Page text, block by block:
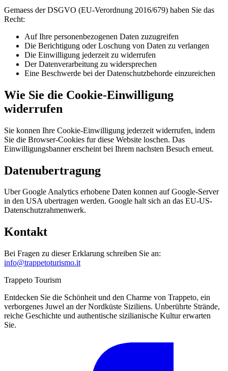
Gemaess der DSGVO (EU-Verordnung 2016/679) haben Sie das
Recht:
Auf Ihre personenbezogenen Daten zuzugreifen
Die Berichtigung oder Loschung von Daten zu verlangen
Die Einwilligung jederzeit zu widerrufen
Der Datenverarbeitung zu widersprechen
Eine Beschwerde bei der Datenschutzbehorde einzureichen
Wie Sie die Cookie-Einwilligung
widerrufen
Sie konnen Ihre Cookie-Einwilligung jederzeit widerrufen, indem
Sie die Browser-Cookies fur diese Website loschen. Das
Einwilligungsbanner erscheint bei Ihrem nachsten Besuch erneut.
Datenubertragung
Uber Google Analytics erhobene Daten konnen auf Google-Server
in den USA ubertragen werden. Google halt sich an das EU-US-
Datenschutzrahmenwerk.
Kontakt
Bei Fragen zu dieser Erklarung schreiben Sie an:
info@trappetoturismo.it
Trappeto Tourism
Entdecken Sie die Schönheit und den Charme von Trappeto, ein
verborgenes Juwel an der Nordküste Siziliens. Unberührte Strände,
reiche Geschichte und authentische sizilianische Kultur erwarten
Sie.